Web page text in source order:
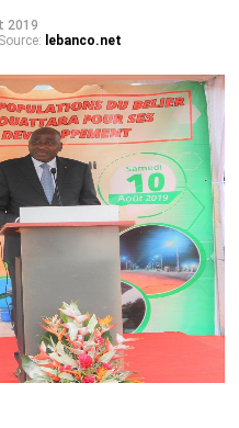
2019
Source: lebanco.net